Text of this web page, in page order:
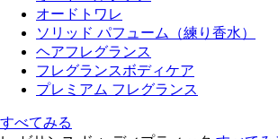
オードトワレ
ソリッド パフューム（練り香水）
ヘアフレグランス
フレグランスボディケア
プレミアム フレグランス
すべてみる